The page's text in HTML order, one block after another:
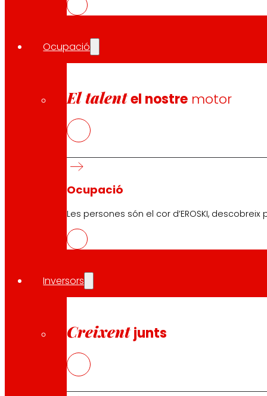
Ocupació
El talentel nostre motor
Ocupació
Les persones són el cor d’EROSKI,
Inversors
Creixent junts
per una informació clara i transparent que faciliti
consumidores aprofiten cada any els continguts
En l’apartat ambiental, EROSKI ha avançat de
tercera Estrella Lean & Green després d’acreditar una
i l’ampliació de certificacions que garanteixen
en el primer semestre de 2025 va evitar el
El desenvolupament social i econòmic de l’entorn
hores de formació en sostenibilitat, enfortint la
Des de la seva responsabilitat com a agent social, la
socials, beneficiant a més de 280.000 persones a
Així mateix, EROSKI manté un diàleg continu amb les
Amb la renovació dels seus “5 Compromisos Amb